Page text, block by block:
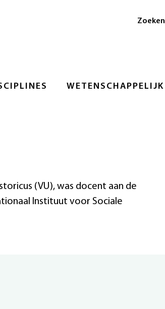
WETENSCHAPPELIJK
Zoeken
(VU), was docent aan de
Instituut voor Sociale